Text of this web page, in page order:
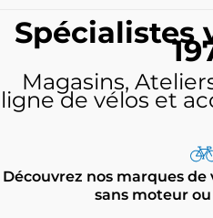
Spécialistes
Magasins,
ligne de vélos et
Découvrez nos marques
sans moteur